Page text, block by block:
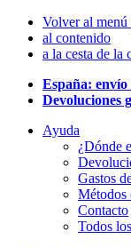
Volver al
al contenido
a la cesta de la
España:
Devoluciones
Ayuda
¿Dónde
Gastos
Métodos
Contacto
Todos